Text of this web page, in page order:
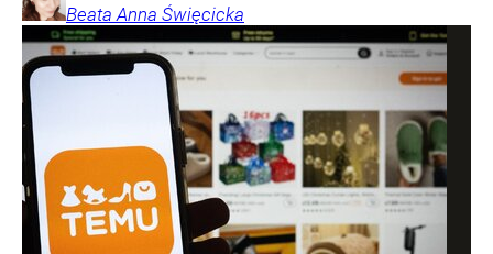
Beata Anna Święcicka